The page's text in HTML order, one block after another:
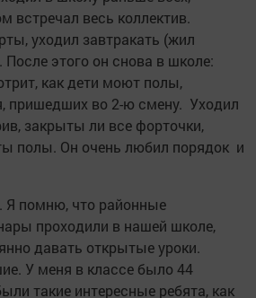
встречал весь коллектив.
уходил завтракать (жил
этого он снова в школе:
как дети моют полы,
пришедших во 2-ю смену. Уходил
закрыты ли все форточки,
полы. Он очень любил порядок и
помню, что районные
проходили в нашей школе,
давать открытые уроки.
У меня в классе было 44
такие интересные ребята, как